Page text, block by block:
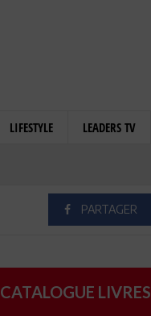
LIFESTYLE LEADERS TV
PARTAGER
CATALOGUE